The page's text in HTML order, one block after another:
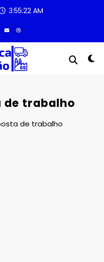
3:55:22 AM
de trabalho
de trabalho